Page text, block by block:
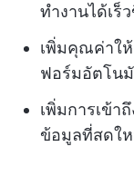
ทำงานได้เร็
เพิ่มคุณค่าใ
ฟอร์มอัตโน
เพิ่มการเข้า
ข้อมูลที่สดใ